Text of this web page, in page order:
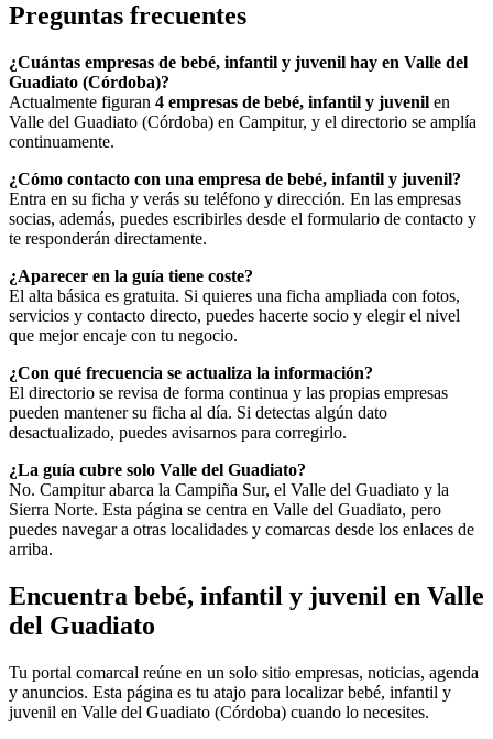
Preguntas frecuentes
¿Cuántas empresas de bebé, infantil y juvenil hay en Valle del
Guadiato (Córdoba)?
Actualmente figuran 4 empresas de bebé, infantil y juvenil en
Valle del Guadiato (Córdoba) en Campitur, y el directorio se amplía
continuamente.
¿Cómo contacto con una empresa de bebé, infantil y juvenil?
Entra en su ficha y verás su teléfono y dirección. En las empresas
socias, además, puedes escribirles desde el formulario de contacto y
te responderán directamente.
¿Aparecer en la guía tiene coste?
El alta básica es gratuita. Si quieres una ficha ampliada con fotos,
servicios y contacto directo, puedes hacerte socio y elegir el nivel
que mejor encaje con tu negocio.
¿Con qué frecuencia se actualiza la información?
El directorio se revisa de forma continua y las propias empresas
pueden mantener su ficha al día. Si detectas algún dato
desactualizado, puedes avisarnos para corregirlo.
¿La guía cubre solo Valle del Guadiato?
No. Campitur abarca la Campiña Sur, el Valle del Guadiato y la
Sierra Norte. Esta página se centra en Valle del Guadiato, pero
puedes navegar a otras localidades y comarcas desde los enlaces de
arriba.
Encuentra bebé, infantil y juvenil en Valle
del Guadiato
Tu portal comarcal reúne en un solo sitio empresas, noticias, agenda
y anuncios. Esta página es tu atajo para localizar bebé, infantil y
juvenil en Valle del Guadiato (Córdoba) cuando lo necesites.